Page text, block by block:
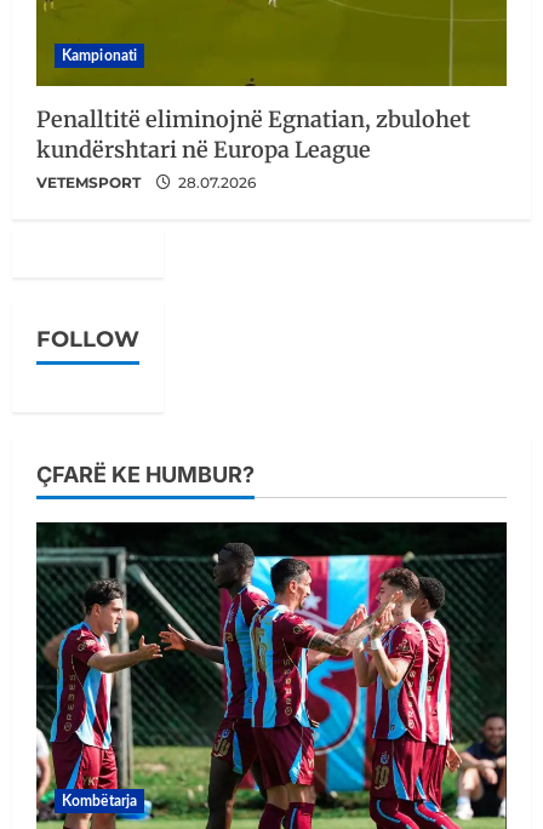
Kampionati
Penalltitë eliminojnë Egnatian, zbulohet
kundërshtari në Europa League
VETEMSPORT 28.07.2026
FOLLOW
ÇFARË KE HUMBUR?
Kombëtarja